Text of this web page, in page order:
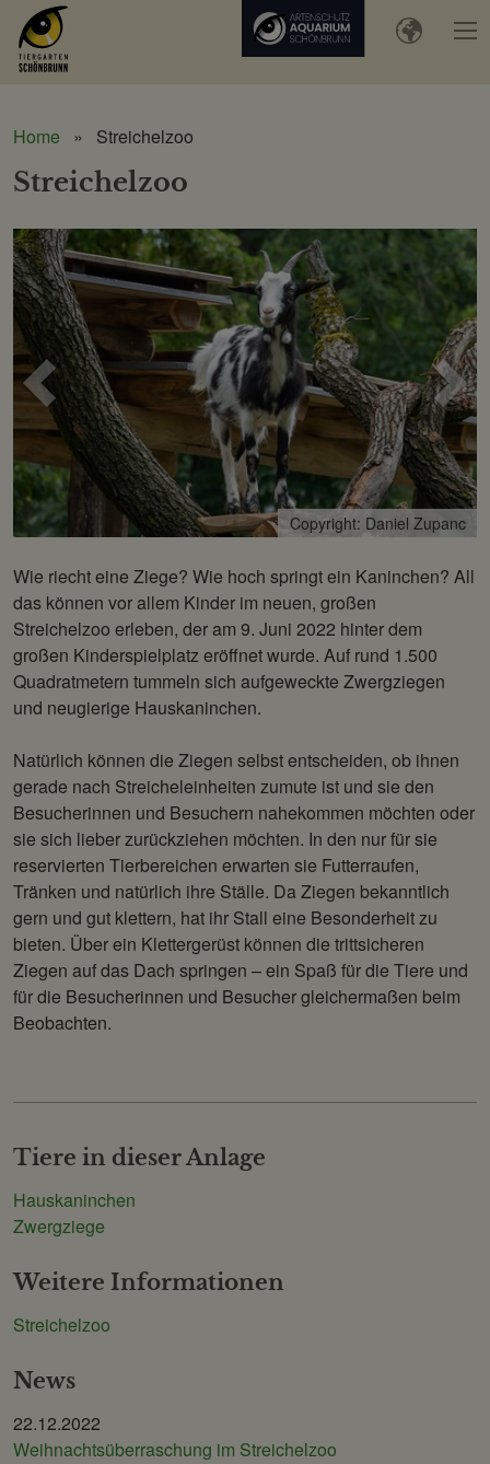
Home Streichelzoo
Streichelzoo
Voriges
Bild Bild
Copyright: Daniel Zupanc
Wie riecht eine Ziege? Wie hoch springt ein Kaninchen? All
das können vor allem Kinder im neuen, großen
Streichelzoo erleben, der am 9. Juni 2022 hinter dem
großen Kinderspielplatz eröffnet wurde. Auf rund 1.500
Quadratmetern tummeln sich aufgeweckte Zwergziegen
und neugierige Hauskaninchen.
Natürlich können die Ziegen selbst entscheiden, ob ihnen
gerade nach Streicheleinheiten zumute ist und sie den
Besucherinnen und Besuchern nahekommen möchten oder
sie sich lieber zurückziehen möchten. In den nur für sie
reservierten Tierbereichen erwarten sie Futterraufen,
Tränken und natürlich ihre Ställe. Da Ziegen bekanntlich
gern und gut klettern, hat ihr Stall eine Besonderheit zu
bieten. Über ein Klettergerüst können die trittsicheren
Ziegen auf das Dach springen – ein Spaß für die Tiere und
für die Besucherinnen und Besucher gleichermaßen beim
Beobachten.
Tiere in dieser Anlage
Hauskaninchen
Zwergziege
Weitere Informationen
Streichelzoo
News
22.12.2022
Weihnachtsüberraschung im Streichelzoo